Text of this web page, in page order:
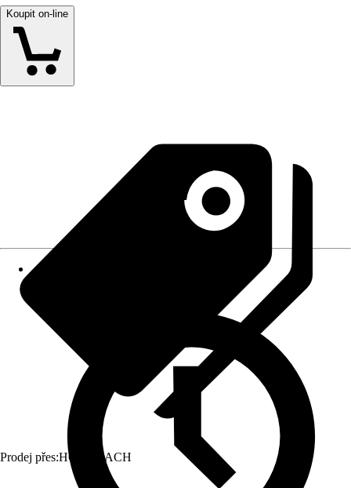
Koupit on-line
Prodej přes:HORNBACH